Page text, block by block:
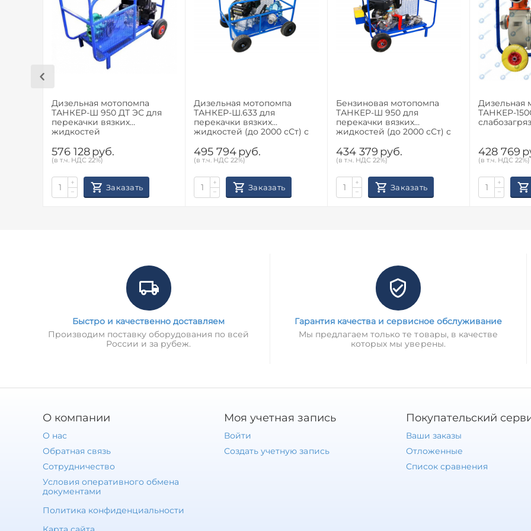
Установка увеличенных колес (до 300 мм)
Наличие воздушного подогревателя
Автономный счетчик моточасов
Дополнительные опции:
Аккумулятор с установочной площадкой
Топливный фильтр
Напорно-всасывающие рукава
Увеличенный топливный бак
Химическая промышленность
Пищевая индустрия
Целлюлозно-бумажное производство
Для заказа и консультации:
Дизельная мотопомпа
ТАНКЕР-Ш 950 ДТ ЭС для
перекачки вязких
жидкостей
576 128руб.
(в т.ч. НДС 22%)
+
−
Заказать
Дизельная мотопомпа
ТАНКЕР-Ш.633 для
перекачки вязких
жидкостей (до 2000 сСт) с
495 794руб.
(в т.ч. НДС 22%)
+
−
Заказать
Бензиновая мотопомпа
ТАНКЕР-Ш 950 для
перекачки вязких
жидкостей (до 2000 сСт) с
434 379 руб.
(в т.ч. НДС 22%)
+
−
Заказать
Дизельная
ТАНКЕР-
428 769
(в т.ч. НДС 22%)
+
−
Быстро и качественно доставляем
Производим поставку оборудования по всей
России и за рубеж.
Гарантия качества и сервисное обслуживание
Мы предлагаем только те товары, в качестве
которых мы уверены.
О компании
О нас
Обратная связь
Сотрудничество
Условия оперативного обмена
документами
Политика конфиденциальности
Моя учетная запись
Войти
Создать учетную запись
Покупательский
Ваши заказы
Отложенные
Список сравнения